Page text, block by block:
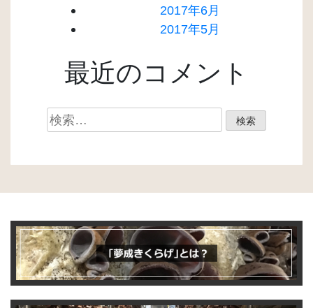
2017年6月
2017年5月
最近のコメント
検
索: